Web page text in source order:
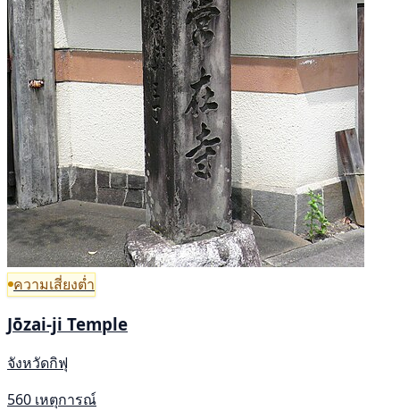
ความเสี่ยงต่ำ
Jōzai-ji Temple
จังหวัดกิฟุ
560 เหตุการณ์